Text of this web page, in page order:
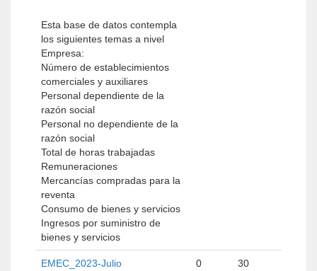
Esta base de datos contempla
los siguientes temas a nivel
Empresa:
Número de establecimientos
comerciales y auxiliares
Personal dependiente de la
razón social
Personal no dependiente de la
razón social
Total de horas trabajadas
Remuneraciones
Mercancías compradas para la
reventa
Consumo de bienes y servicios
Ingresos por suministro de
bienes y servicios
EMEC_2023-Julio
0 30